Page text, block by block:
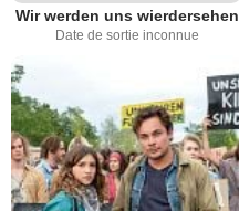
Wir werden uns wierdersehen
Date de sortie inconnue